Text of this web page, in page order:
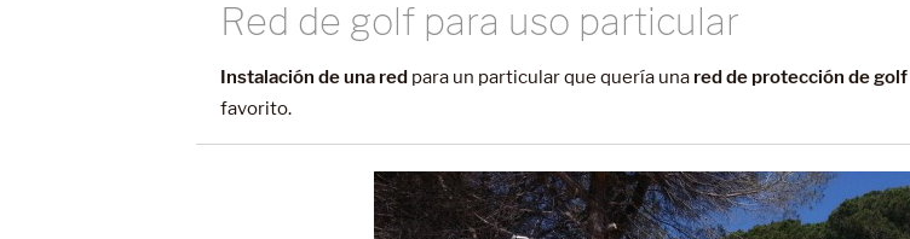
Red de golf para uso particular
Instalación de una red para un particular que quería una red de protección de golf
favorito.